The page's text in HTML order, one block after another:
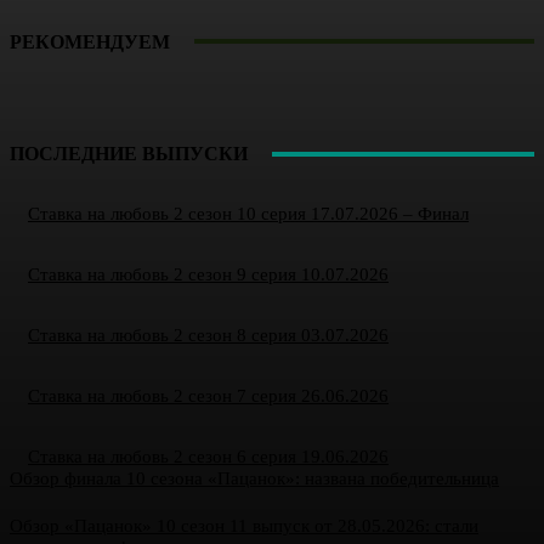
РЕКОМЕНДУЕМ
ПОСЛЕДНИЕ ВЫПУСКИ
Ставка на любовь 2 сезон 10 серия 17.07.2026 – Финал